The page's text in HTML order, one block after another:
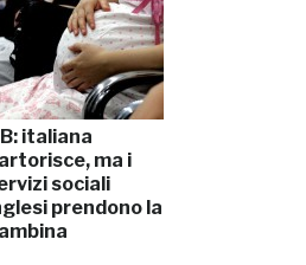
italiana
ma i
sociali
prendono la